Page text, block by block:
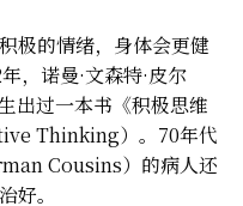
极的情绪，身体会更健
，诺曼·文森特·皮尔
出过一本书《积极思维
Thinking）。70年代
Cousins）的病人还
好。